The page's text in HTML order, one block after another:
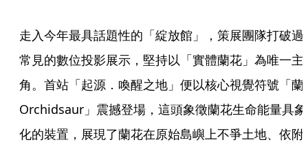
走入今年最具話題性的「綻放館」，策展團隊打破過
常見的數位投影展示，堅持以「實體蘭花」為唯一主
角。首站「起源．喚醒之地」便以核心視覺符號「蘭
Orchidsaur」震撼登場，這頭象徵蘭花生命能量具象
化的裝置，展現了蘭花在原始島嶼上不爭土地、依附